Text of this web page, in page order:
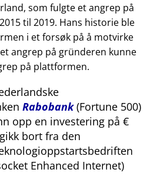
som fulgte et angrep på
til 2019. Hans historie ble
i et forsøk på å motvirke
angrep på gründeren kunne
på plattformen.
Rabobank(Fortune 500)
opp en investering på €
bort fra den
Enhanced Internet)